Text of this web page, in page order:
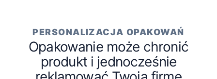
PERSONALIZACJA OPAKOWAŃ
Opakowanie może chronić
produkt i jednocześnie